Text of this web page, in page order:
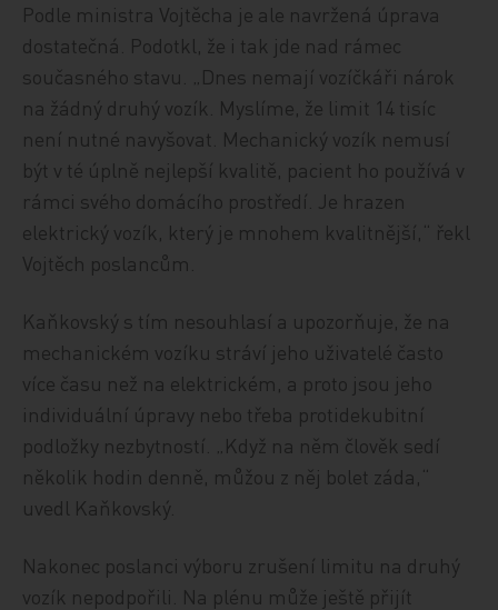
Podle ministra Vojtěcha je ale navržená úprava
dostatečná. Podotkl, že i tak jde nad rámec
současného stavu. „Dnes nemají vozíčkáři nárok
na žádný druhý vozík. Myslíme, že limit 14 tisíc
není nutné navyšovat. Mechanický vozík nemusí
být v té úplně nejlepší kvalitě, pacient ho používá v
rámci svého domácího prostředí. Je hrazen
elektrický vozík, který je mnohem kvalitnější,“ řekl
Vojtěch poslancům.
Kaňkovský s tím nesouhlasí a upozorňuje, že na
mechanickém vozíku stráví jeho uživatelé často
více času než na elektrickém, a proto jsou jeho
individuální úpravy nebo třeba protidekubitní
podložky nezbytností. „Když na něm člověk sedí
několik hodin denně, můžou z něj bolet záda,“
uvedl Kaňkovský.
Nakonec poslanci výboru zrušení limitu na druhý
vozík nepodpořili. Na plénu může ještě přijít